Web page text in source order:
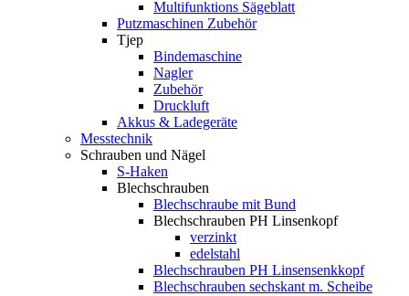
Multifunktions Sägeblatt
Putzmaschinen Zubehör
Tjep
Bindemaschine
Nagler
Zubehör
Druckluft
Akkus & Ladegeräte
Messtechnik
Schrauben und Nägel
S-Haken
Blechschrauben
Blechschraube mit Bund
Blechschrauben PH Linsenkopf
verzinkt
edelstahl
Blechschrauben PH Linsensenkkopf
Blechschrauben sechskant m. Scheibe